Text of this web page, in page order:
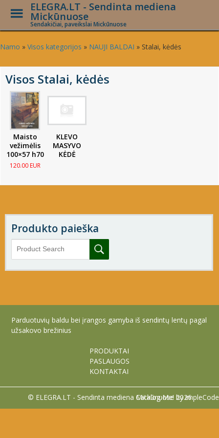
Skip
to
content
ELEGRA.LT - Sendinta mediena
Mickūnuose
Sendakičiai, paveikslai Mickūnuose
Toggle
Menu
Namo » Visos kategorijos » NAUJI BALDAI » Stalai, kėdės
Visos Stalai, kėdės
Maisto
vežimėlis
100×57 h70
120.00 EUR
KLEVO
MASYVO
KĖDĖ
Produkto paieška
Parduotuvių baldu bei įrangos gamyba iš sendintų lentų pagal
užsakovo brežinius
PRODUKTAI
PASLAUGOS
KONTAKTAI
© ELEGRA.LT - Sendinta mediena Mickūnuose 2026
Catalog Me! by impleCode